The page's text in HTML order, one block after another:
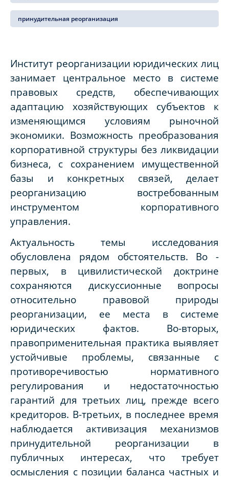
принудительная реорганизация
Институт реорганизации юридических лиц
занимает центральное место в системе
правовых средств, обеспечивающих
адаптацию хозяйствующих субъектов к
изменяющимся условиям рыночной
экономики. Возможность преобразования
корпоративной структуры без ликвидации
бизнеса, с сохранением имущественной
базы и конкретных связей, делает
реорганизацию востребованным
инструментом корпоративного
управления.
Актуальность темы исследования
обусловлена рядом обстоятельств. Во -
первых, в цивилистической доктрине
сохраняются дискуссионные вопросы
относительно правовой природы
реорганизации, ее места в системе
юридических фактов. Во-вторых,
правоприменительная практика выявляет
устойчивые проблемы, связанные с
противоречивостью нормативного
регулирования и недостаточностью
гарантий для третьих лиц, прежде всего
кредиторов. В-третьих, в последнее время
наблюдается активизация механизмов
принудительной реорганизации в
публичных интересах, что требует
осмысления с позиции баланса частных и